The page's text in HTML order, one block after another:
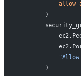
        )
"Allow
        )